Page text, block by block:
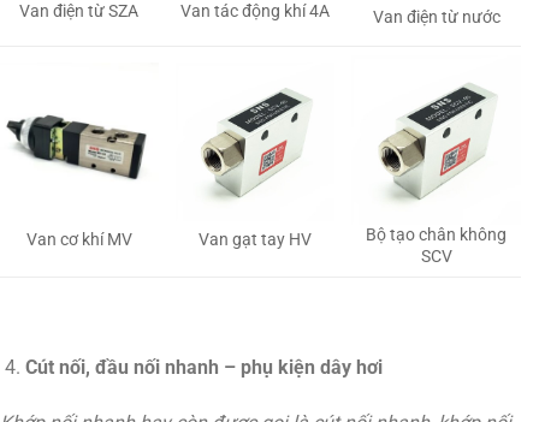
Van điện từ SZA Van tác động khí 4A Van điện từ nước
Van cơ khí MV Van gạt tay HV
Bộ tạo chân không
SCV
Cút nối, đầu nối nhanh – phụ kiện dây hơi